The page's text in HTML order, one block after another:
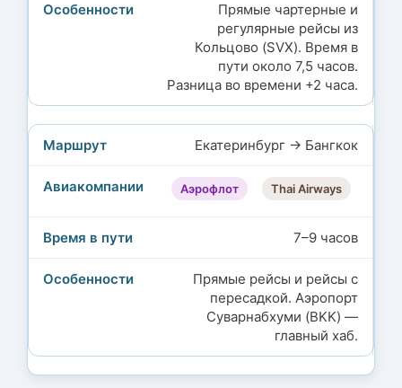
Прямые чартерные и
регулярные рейсы из
Кольцово (SVX). Время в
пути около 7,5 часов.
Разница во времени +2 часа.
Екатеринбург → Бангкок
Аэрофлот Thai Airways
7–9 часов
Прямые рейсы и рейсы с
пересадкой. Аэропорт
Суварнабхуми (BKK) —
главный хаб.